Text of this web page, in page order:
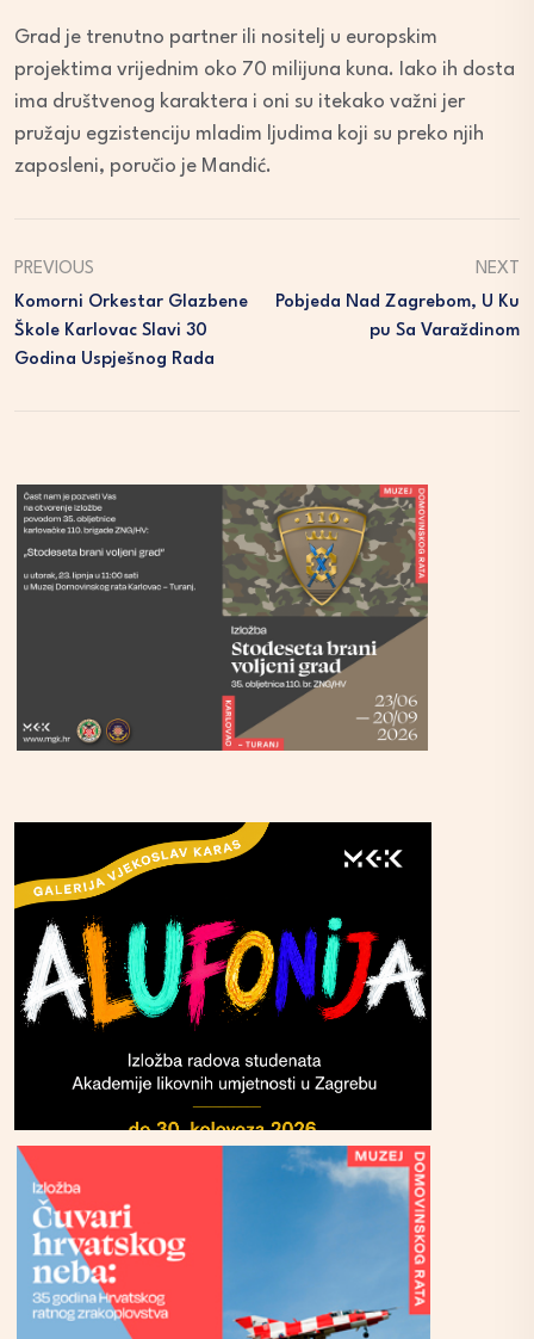
Grad je trenutno partner ili nositelj u europskim
projektima vrijednim oko 70 milijuna kuna. Iako ih dosta
ima društvenog karaktera i oni su itekako važni jer
pružaju egzistenciju mladim ljudima koji su preko njih
zaposleni, poručio je Mandić.
PREVIOUS
Komorni Orkestar Glazbene
Škole Karlovac Slavi 30
Godina Uspješnog Rada
NEXT
Pobjeda Nad Zagrebom, U Ku
Pu Sa Varaždinom